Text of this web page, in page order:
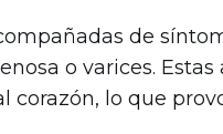
de
o varices.
corazón, lo que